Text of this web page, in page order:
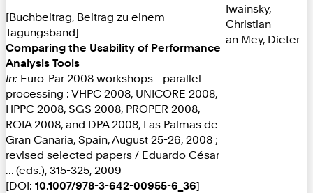
[Buchbeitrag, Beitrag zu einem
Tagungsband]
Comparing the Usability of Performance
Analysis Tools
In: Euro-Par 2008 workshops - parallel
processing : VHPC 2008, UNICORE 2008,
HPPC 2008, SGS 2008, PROPER 2008,
ROIA 2008, and DPA 2008, Las Palmas de
Gran Canaria, Spain, August 25-26, 2008 ;
revised selected papers / Eduardo César
... (eds.), 315-325, 2009
[DOI: 10.1007/978-3-642-00955-6_36]
Iwainsky,
Christian
an Mey, Dieter